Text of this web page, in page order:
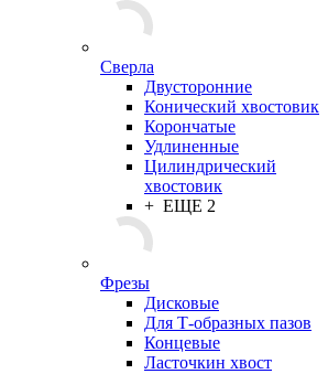
Сверла
Двусторонние
Конический хвостовик
Корончатые
Удлиненные
Цилиндрический
хвостовик
+ ЕЩЕ 2
Фрезы
Дисковые
Для Т-образных пазов
Концевые
Ласточкин хвост